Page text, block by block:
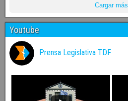
Cargar más
Youtube
Prensa Legislativa TDF